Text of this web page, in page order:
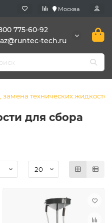
Москва
775-60-92
tech.ru
технических жидкостей
для сбора